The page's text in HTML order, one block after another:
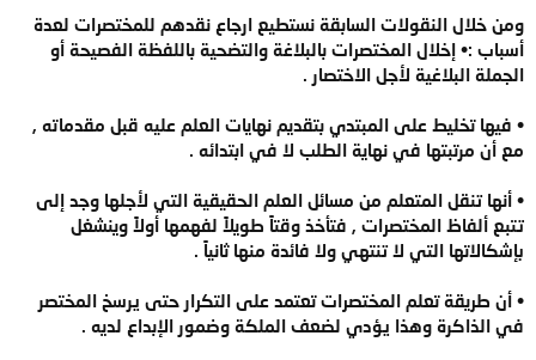
ومن خلال النقولات السابقة نستطيع ارجاع نقدهم للمختصرات لعدة
أسباب :• إخلال المختصرات بالبلاغة والتضحية باللفظة الفصيحة أو
الجملة البلاغية لأجل الاختصار .
• فيها تخليط على المبتدي بتقديم نهايات العلم عليه قبل مقدماته ,
مع أن مرتبتها في نهاية الطلب لا في ابتدائه .
• أنها تنقل المتعلم من مسائل العلم الحقيقية التي لأجلها وجد إلى
تتبع ألفاظ المختصرات , فتأخذ وقتاً طويلاً لفهمها أولاً وينشغل
بإشكالاتها التي لا تنتهي ولا فائدة منها ثانياً .
• أن طريقة تعلم المختصرات تعتمد على التكرار حتى يرسخ المختصر
في الذاكرة وهذا يؤدي لضعف الملكة وضمور الإبداع لديه .